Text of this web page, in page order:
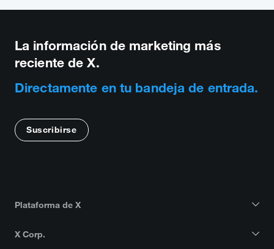
La información de marketing más
reciente de X.
Directamente en tu bandeja de entrada.
Suscribirse
Plataforma de X
X Corp.